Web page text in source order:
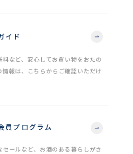
イド
など、安心してお買い物をおたの
情報は、こちらからご確認いただけ
員プログラム
ールなど、お酒のある暮らしがさ